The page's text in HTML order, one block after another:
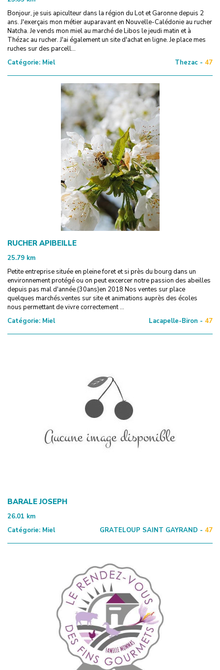
Bonjour, je suis apiculteur dans la région du Lot et Garonne depuis 2
ans. J'exerçais mon métier auparavant en Nouvelle-Calédonie au rucher
Natcha. Je vends mon miel au marché de Libos le jeudi matin et à
Thézac au rucher. J'ai également un site d'achat en ligne. Je place mes
ruches sur des parcell...
Catégorie: Miel Thezac - 47
RUCHER APIBEILLE
25.79 km
Petite entreprise située en pleine foret et si près du bourg dans un
environnement protégé ou on peut excercer notre passion des abeilles
depuis pas mal d'année.(30ans)en 2018 Nos ventes sur place
quelques marchés,ventes sur site et animations auprès des écoles
nous permettant de vivre correctement ...
Catégorie: Miel Lacapelle-Biron - 47
BARALE JOSEPH
26.01 km
Catégorie: Miel GRATELOUP SAINT GAYRAND - 47